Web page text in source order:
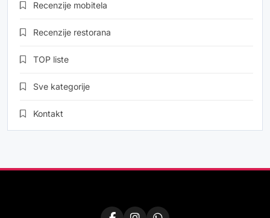
Recenzije mobitela
Recenzije restorana
TOP liste
Sve kategorije
Kontakt